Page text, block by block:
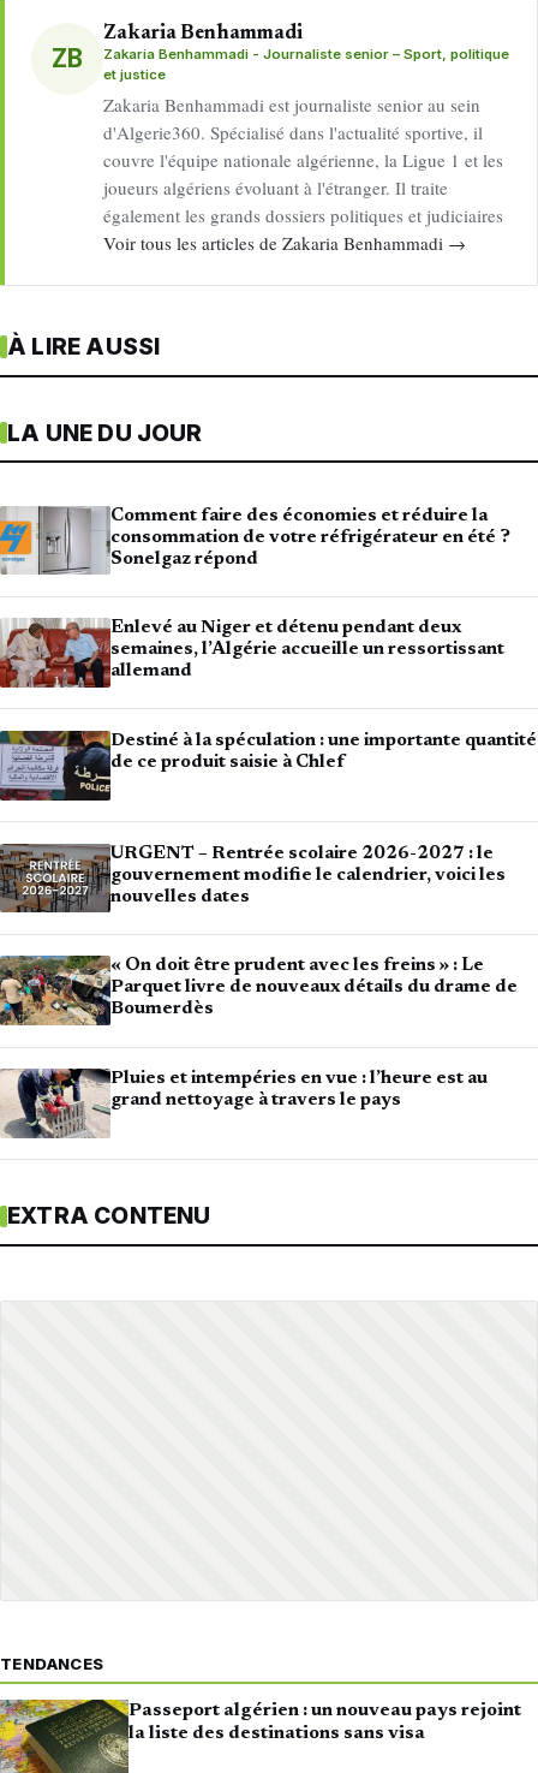
ZB
Zakaria Benhammadi
Zakaria Benhammadi - Journaliste senior – Sport, politique
et justice
Zakaria Benhammadi est journaliste senior au sein
d'Algerie360. Spécialisé dans l'actualité sportive, il
couvre l'équipe nationale algérienne, la Ligue 1 et les
joueurs algériens évoluant à l'étranger. Il traite
également les grands dossiers politiques et judiciaires
Voir tous les articles de Zakaria Benhammadi →
À LIRE AUSSI
LA UNE DU JOUR
Comment faire des économies et réduire la
consommation de votre réfrigérateur en été ?
Sonelgaz répond
Enlevé au Niger et détenu pendant deux
semaines, l’Algérie accueille un ressortissant
allemand
Destiné à la spéculation : une importante quantité
de ce produit saisie à Chlef
URGENT – Rentrée scolaire 2026-2027 : le
gouvernement modifie le calendrier, voici les
nouvelles dates
« On doit être prudent avec les freins » : Le
Parquet livre de nouveaux détails du drame de
Boumerdès
Pluies et intempéries en vue : l’heure est au
grand nettoyage à travers le pays
EXTRA CONTENU
TENDANCES
Passeport algérien : un nouveau pays rejoint
la liste des destinations sans visa